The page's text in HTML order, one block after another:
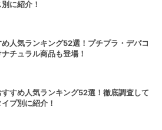
に紹介！
人気ランキング52選！プチプラ・デパコ
チュラル商品も登場！
すめ人気ランキング52選！徹底調査して
プ別に紹介！